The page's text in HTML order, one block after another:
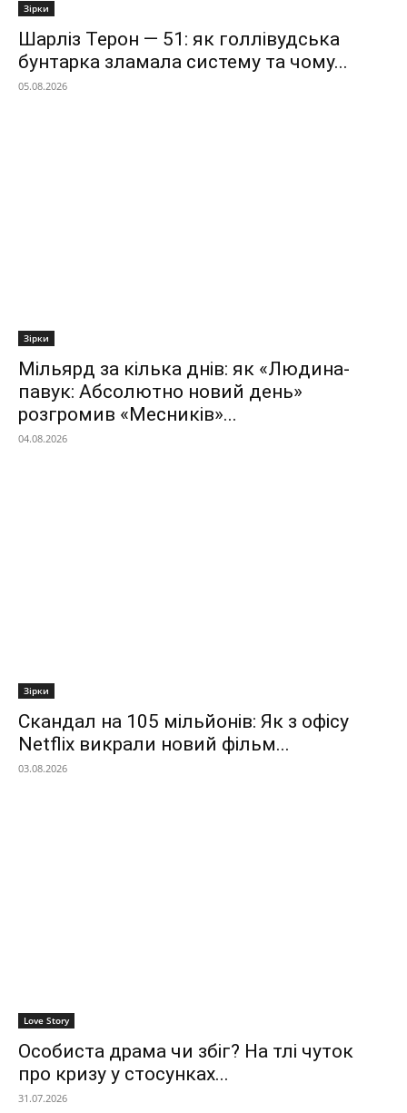
Зірки
Шарліз Терон — 51: як голлівудська
бунтарка зламала систему та чому...
05.08.2026
Зірки
Мільярд за кілька днів: як «Людина-
павук: Абсолютно новий день»
розгромив «Месників»...
04.08.2026
Зірки
Скандал на 105 мільйонів: Як з офісу
Netflix викрали новий фільм...
03.08.2026
Love Story
Особиста драма чи збіг? На тлі чуток
про кризу у стосунках...
31.07.2026